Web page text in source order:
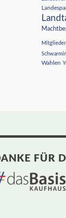
Mitglieder
Wahlen
FÜR